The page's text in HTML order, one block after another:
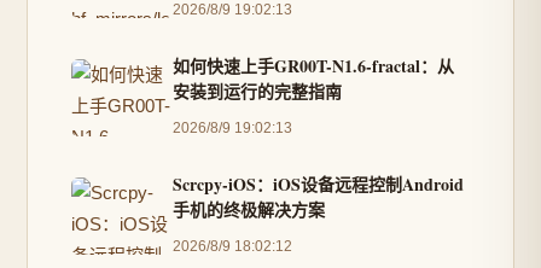
2026/8/9 19:02:13
如何快速上手GR00T-N1.6-fractal：从
安装到运行的完整指南
2026/8/9 19:02:13
Scrcpy-iOS：iOS设备远程控制Android
手机的终极解决方案
2026/8/9 18:02:12